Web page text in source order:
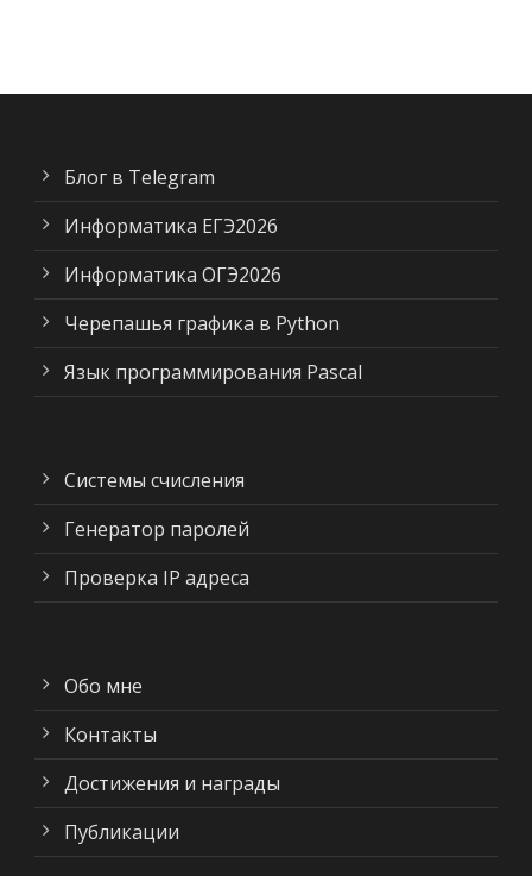
Блог в Telegram
Информатика ЕГЭ2026
Информатика ОГЭ2026
Черепашья графика в Python
Язык программирования Pascal
Системы счисления
Генератор паролей
Проверка IP адреса
Обо мне
Контакты
Достижения и награды
Публикации